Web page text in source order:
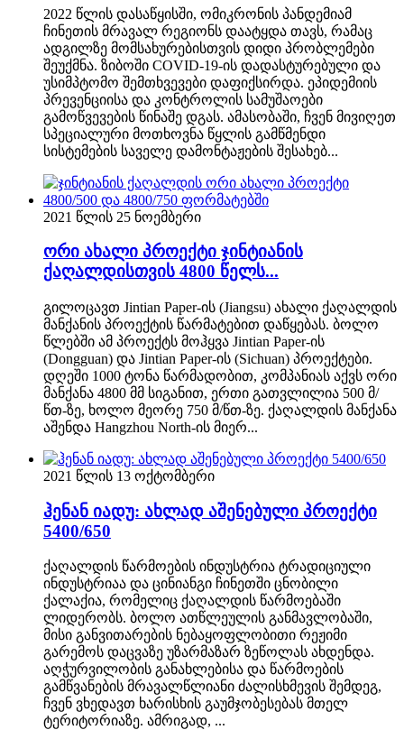
2022 წლის დასაწყისში, ომიკრონის პანდემიამ
ჩინეთის მრავალ რეგიონს დაატყდა თავს, რამაც
ადგილზე მომსახურებისთვის დიდი პრობლემები
შეუქმნა. ზიბოში COVID-19-ის დადასტურებული და
უსიმპტომო შემთხვევები დაფიქსირდა. ეპიდემიის
პრევენციისა და კონტროლის სამუშაოები
გამოწვევების წინაშე დგას. ამასობაში, ჩვენ მივიღეთ
სპეციალური მოთხოვნა წყლის გამწმენდი
სისტემების საველე დამონტაჟების შესახებ...
2021 წლის 25 ნოემბერი
ორი ახალი პროექტი ჯინტიანის
ქაღალდისთვის 4800 წელს...
გილოცავთ Jintian Paper-ის (Jiangsu) ახალი ქაღალდის
მანქანის პროექტის წარმატებით დაწყებას. ბოლო
წლებში ამ პროექტს მოჰყვა Jintian Paper-ის
(Dongguan) და Jintian Paper-ის (Sichuan) პროექტები.
დღეში 1000 ტონა წარმადობით, კომპანიას აქვს ორი
მანქანა 4800 მმ სიგანით, ერთი გათვლილია 500 მ/
წთ-ზე, ხოლო მეორე 750 მ/წთ-ზე. ქაღალდის მანქანა
აშენდა Hangzhou North-ის მიერ...
2021 წლის 13 ოქტომბერი
ჰენან იადუ: ახლად აშენებული პროექტი
5400/650
ქაღალდის წარმოების ინდუსტრია ტრადიციული
ინდუსტრიაა და ცინიანგი ჩინეთში ცნობილი
ქალაქია, რომელიც ქაღალდის წარმოებაში
ლიდერობს. ბოლო ათწლეულის განმავლობაში,
მისი განვითარების ნებაყოფლობითი რეჟიმი
გარემოს დაცვაზე უზარმაზარ ზეწოლას ახდენდა.
აღჭურვილობის განახლებისა და წარმოების
გამწვანების მრავალწლიანი ძალისხმევის შემდეგ,
ჩვენ ვხედავთ ხარისხის გაუმჯობესებას მთელ
ტერიტორიაზე. ამრიგად, ...